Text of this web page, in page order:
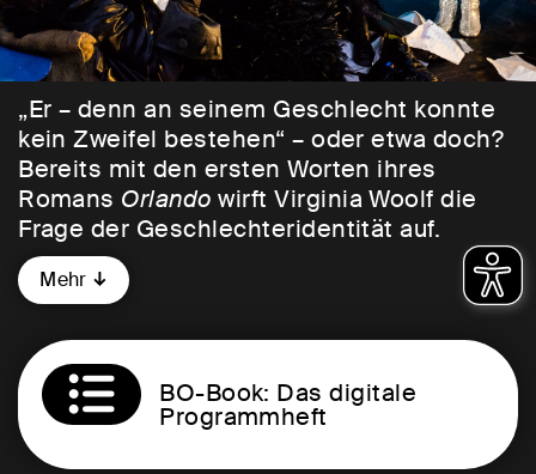
„Er – denn an seinem Geschlecht konnte
kein Zweifel bestehen“ – oder etwa doch?
Bereits mit den ersten Worten ihres
Romans Orlando wirft Virginia Woolf die
Frage der Geschlechteridentität auf.
Schon vor rund 100 Jahren trifft sie damit
ins Herz einer zutiefst zeitgenössischen
Debatte, die heute mehr polarisiert denn
je. Doch statt die Frage abschließend zu
beantworten, spielt sie mit ihr. Die fiktive
Biografie erzählt die Lebensgeschichte
Orlandos von Beginn des 16. Jahrhunderts
Mehr
BO-Book: Das digitale
Programmheft